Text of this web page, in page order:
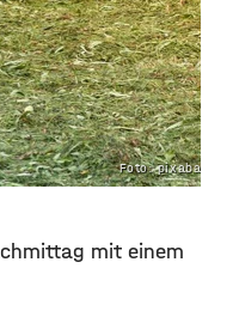
Foto: pixabay.com
mit einem